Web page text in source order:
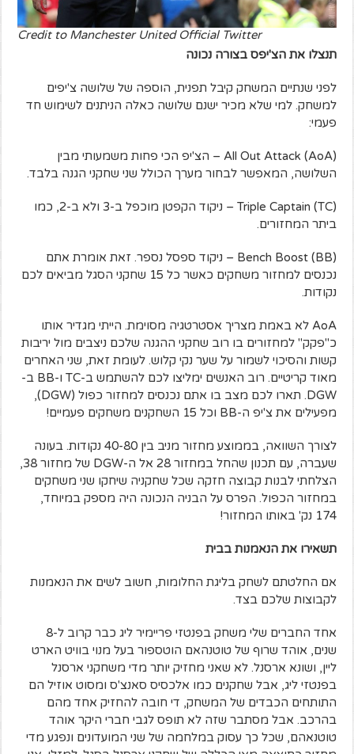
Credit to Manchester United Official Twitter
תנצלו את הצ'יפס בצורה נכונה
לפני שנתיים המשחק קיבל תפנית, הוספה של שלושה צ'יפים
למשחק. למי שלא מכיר ישנם שלושה כאלה הניתנים לשימוש חד
פעמי:
(All Out Attack (AoA – הצ'יפ הכי פחות משמעותי מבין
השלושה, המאפשר לבחור מערך הכולל שני שחקני הגנה בלבד.
(Triple Captain (TC – ניקוד הקפטן מוכפל ב-3 ולא ב-2, כמו
ביתר המחזורים.
(Bench Boost (BB – ניקוד ספסל נספר. זאת אומרת אתם
נכנסים למחזור משחקים כאשר כל 15 שחקני הסגל מביאים לכם
נקודות.
AoA לא באמת מצריך אסטרטגיה מסוימת. הייתי מגדיר אותו
כ"פקק" למחזורים בו רוב שחקני ההגנה שלכם ניצבים מול יריבות
קשות והסיכוי לשמור על שער נקי קלוש. לעומת זאת, שני האחרים
מאוד קריטיים. רוב האנשים ימליצו לכם להשתמש ב-TC ו-BB ב-
DGW. תארו לכם מצב בו אתם נכנסים למחזור כפול (DGW),
מפעילים את צ'יפ ה-BB וכל 15 השחקנים משחקים פעמיים!
לצורך השוואה, בממוצע מחזור מניב בין 40-80 נקודות. בעונה
שעברה, עם תכנון שהחל במחזור 28 אל ה-DGW של מחזור 38,
הצלחתי לבנות קבוצה חזקה שכל שחקניה שיחקו שני משחקים
במחזור הכפול. הפרס על הבניה הנכונה היה מספק במיוחד,
174 נק' באותו המחזור!
תשאירו את הנאמנות בבית
אם החלטתם לשחק בליגת החלומות, חשוב לשים את הנאמנות
לקבוצות שלכם בצד.
אחד החברים שלי משחק בפנטזי פריימיר ליג כבר קרוב ל-8
שנים, אוהד שרוף של טוטנהאם הוטספור בעל מנוי בוויט הארט
ליין, ושונא ארסנל. לא שאני מחזיק יותר מדי משחקני ארסנל
בפנטזי ליג, אבל שחקנים כמו אלכסיס סאנצ'ס ומסוט אוזיל הם
התותחים הכבדים של המשחק, די חובה להחזיק אחד מהם
בהרכב. אבל מסתבר שזה לא תופס לגבי חברי היקר אוהד
טוטנאהם, שכל כך עסוק במלחמה של שני המועדונים ונפגע מדי